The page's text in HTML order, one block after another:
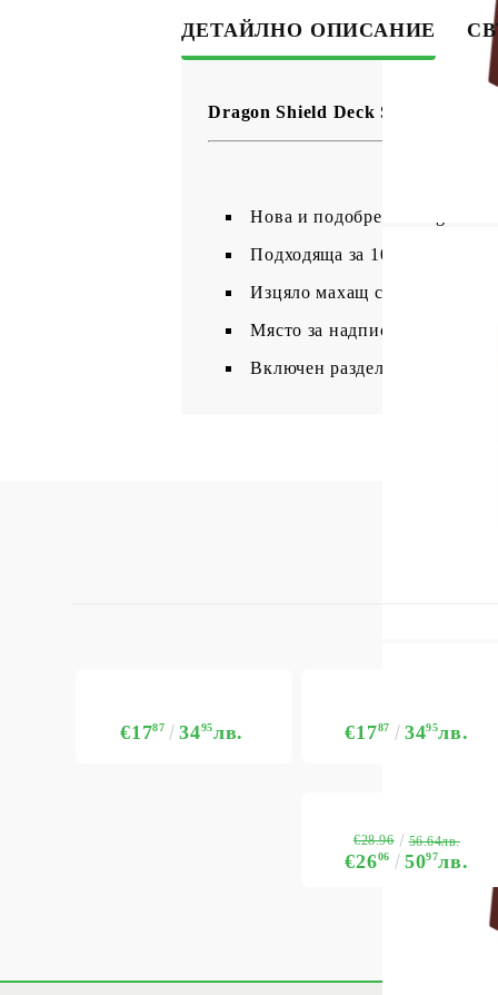
ДЕТАЙЛНО ОПИСАНИЕ
Dragon Shield Deck Shell -
Нова и подобрена Dragon
Подходяща за 100 карти с
Изцяло махащ се капак за
Място за надписване на
Включен разделител за
€1787 3495лв. €1787 3495лв.
€2606 5097лв.
€28.96 56.64лв.